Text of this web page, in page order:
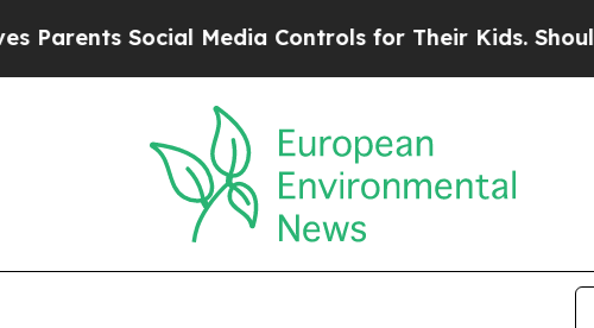
Social Media Controls for Their Kids. Should the US?